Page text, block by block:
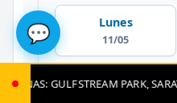
SARATOGA. LISTO LOS
Lunes
11/05
Sábado
💬